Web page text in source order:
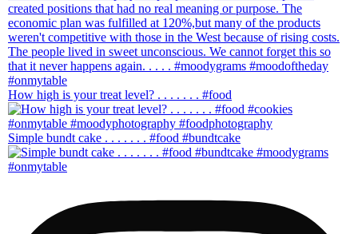
How high is your treat level? . . . . . . . #food
Simple bundt cake . . . . . . . #food #bundtcake